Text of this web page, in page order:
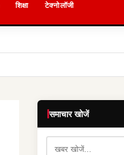
शिक्षा टेक्नोलॉजी
समाचार खोजें